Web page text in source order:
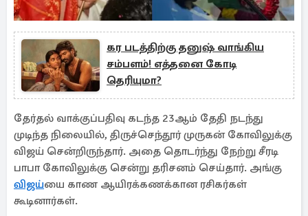
கர படத்திற்கு தனுஷ் வாங்கிய
சம்பளம்! எத்தனை கோடி
தெரியுமா?
தேர்தல் வாக்குப்பதிவு கடந்த 23ஆம் தேதி நடந்து
முடிந்த நிலையில், திருச்செந்தூர் முருகன் கோவிலுக்கு
விஜய் சென்றிருந்தார். அதை தொடர்ந்து நேற்று சீரடி
பாபா கோவிலுக்கு சென்று தரிசனம் செய்தார். அங்கு
விஜய்யை காண ஆயிரக்கணக்கான ரசிகர்கள்
கூடினார்கள்.